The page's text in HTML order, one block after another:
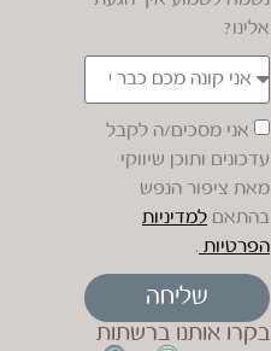
אלינו?
אני מסכים/ה לקבל
עדכונים ותוכן שיווקי
מאת ציפור הנפש
בהתאם למדיניות
הפרטיות .
שליחה
בקרו אותנו ברשתות